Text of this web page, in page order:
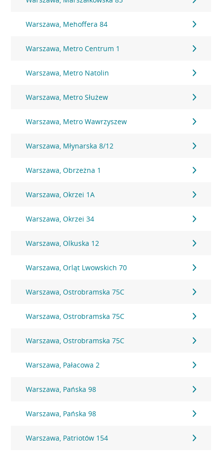
Warszawa, Mehoffera 84
Warszawa, Metro Centrum 1
Warszawa, Metro Natolin
Warszawa, Metro Służew
Warszawa, Metro Wawrzyszew
Warszawa, Młynarska 8/12
Warszawa, Obrzeżna 1
Warszawa, Okrzei 1A
Warszawa, Okrzei 34
Warszawa, Olkuska 12
Warszawa, Orląt Lwowskich 70
Warszawa, Ostrobramska 75C
Warszawa, Ostrobramska 75C
Warszawa, Ostrobramska 75C
Warszawa, Pałacowa 2
Warszawa, Pańska 98
Warszawa, Pańska 98
Warszawa, Patriotów 154